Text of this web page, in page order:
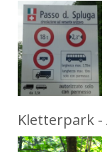
Kletterpark -